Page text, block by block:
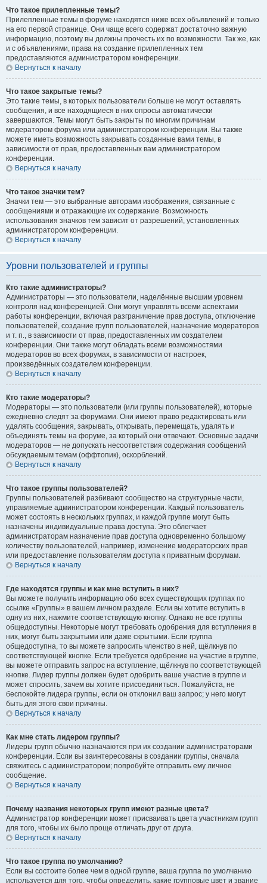
Что такое прилепленные темы?
Прилепленные темы в форуме находятся ниже всех объявлений и только
на его первой странице. Они чаще всего содержат достаточно важную
информацию, поэтому вы должны прочесть их по возможности. Так же, как
и с объявлениями, права на создание прилепленных тем
предоставляются администратором конференции.
Вернуться к началу
Что такое закрытые темы?
Это такие темы, в которых пользователи больше не могут оставлять
сообщения, и все находящиеся в них опросы автоматически
завершаются. Темы могут быть закрыты по многим причинам
модератором форума или администратором конференции. Вы также
можете иметь возможность закрывать созданные вами темы, в
зависимости от прав, предоставленных вам администратором
конференции.
Вернуться к началу
Что такое значки тем?
Значки тем — это выбранные авторами изображения, связанные с
сообщениями и отражающие их содержание. Возможность
использования значков тем зависит от разрешений, установленных
администратором конференции.
Вернуться к началу
Уровни пользователей и группы
Кто такие администраторы?
Администраторы — это пользователи, наделённые высшим уровнем
контроля над конференцией. Они могут управлять всеми аспектами
работы конференции, включая разграничение прав доступа, отключение
пользователей, создание групп пользователей, назначение модераторов
и т. п., в зависимости от прав, предоставленных им создателем
конференции. Они также могут обладать всеми возможностями
модераторов во всех форумах, в зависимости от настроек,
произведённых создателем конференции.
Вернуться к началу
Кто такие модераторы?
Модераторы — это пользователи (или группы пользователей), которые
ежедневно следят за форумами. Они имеют право редактировать или
удалять сообщения, закрывать, открывать, перемещать, удалять и
объединять темы на форуме, за который они отвечают. Основные задачи
модераторов — не допускать несоответствия содержания сообщений
обсуждаемым темам (оффтопик), оскорблений.
Вернуться к началу
Что такое группы пользователей?
Группы пользователей разбивают сообщество на структурные части,
управляемые администратором конференции. Каждый пользователь
может состоять в нескольких группах, и каждой группе могут быть
назначены индивидуальные права доступа. Это облегчает
администраторам назначение прав доступа одновременно большому
количеству пользователей, например, изменение модераторских прав
или предоставление пользователям доступа к приватным форумам.
Вернуться к началу
Где находятся группы и как мне вступить в них?
Вы можете получить информацию обо всех существующих группах по
ссылке «Группы» в вашем личном разделе. Если вы хотите вступить в
одну из них, нажмите соответствующую кнопку. Однако не все группы
общедоступны. Некоторые могут требовать одобрения для вступления в
них, могут быть закрытыми или даже скрытыми. Если группа
общедоступна, то вы можете запросить членство в ней, щёлкнув по
соответствующей кнопке. Если требуется одобрение на участие в группе,
вы можете отправить запрос на вступление, щёлкнув по соответствующей
кнопке. Лидер группы должен будет одобрить ваше участие в группе и
может спросить, зачем вы хотите присоединиться. Пожалуйста, не
беспокойте лидера группы, если он отклонил ваш запрос; у него могут
быть для этого свои причины.
Вернуться к началу
Как мне стать лидером группы?
Лидеры групп обычно назначаются при их создании администраторами
конференции. Если вы заинтересованы в создании группы, сначала
свяжитесь с администратором; попробуйте отправить ему личное
сообщение.
Вернуться к началу
Почему названия некоторых групп имеют разные цвета?
Администратор конференции может присваивать цвета участникам групп
для того, чтобы их было проще отличать друг от друга.
Вернуться к началу
Что такое группа по умолчанию?
Если вы состоите более чем в одной группе, ваша группа по умолчанию
используется для того, чтобы определить, какие групповые цвет и звание